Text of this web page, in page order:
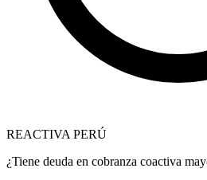
REACTIVA PERÚ
¿Tiene deuda en cobranza coactiva